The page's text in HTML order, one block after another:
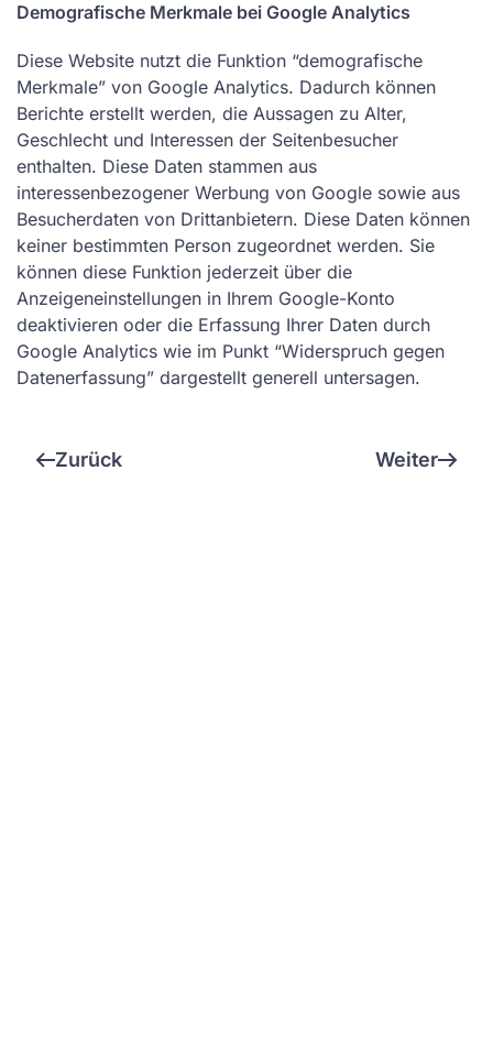
Demografische Merkmale bei Google Analytics
Diese Website nutzt die Funktion “demografische
Merkmale” von Google Analytics. Dadurch können
Berichte erstellt werden, die Aussagen zu Alter,
Geschlecht und Interessen der Seitenbesucher
enthalten. Diese Daten stammen aus
interessenbezogener Werbung von Google sowie aus
Besucherdaten von Drittanbietern. Diese Daten können
keiner bestimmten Person zugeordnet werden. Sie
können diese Funktion jederzeit über die
Anzeigeneinstellungen in Ihrem Google-Konto
deaktivieren oder die Erfassung Ihrer Daten durch
Google Analytics wie im Punkt “Widerspruch gegen
Datenerfassung” dargestellt generell untersagen.
Zurück Weiter